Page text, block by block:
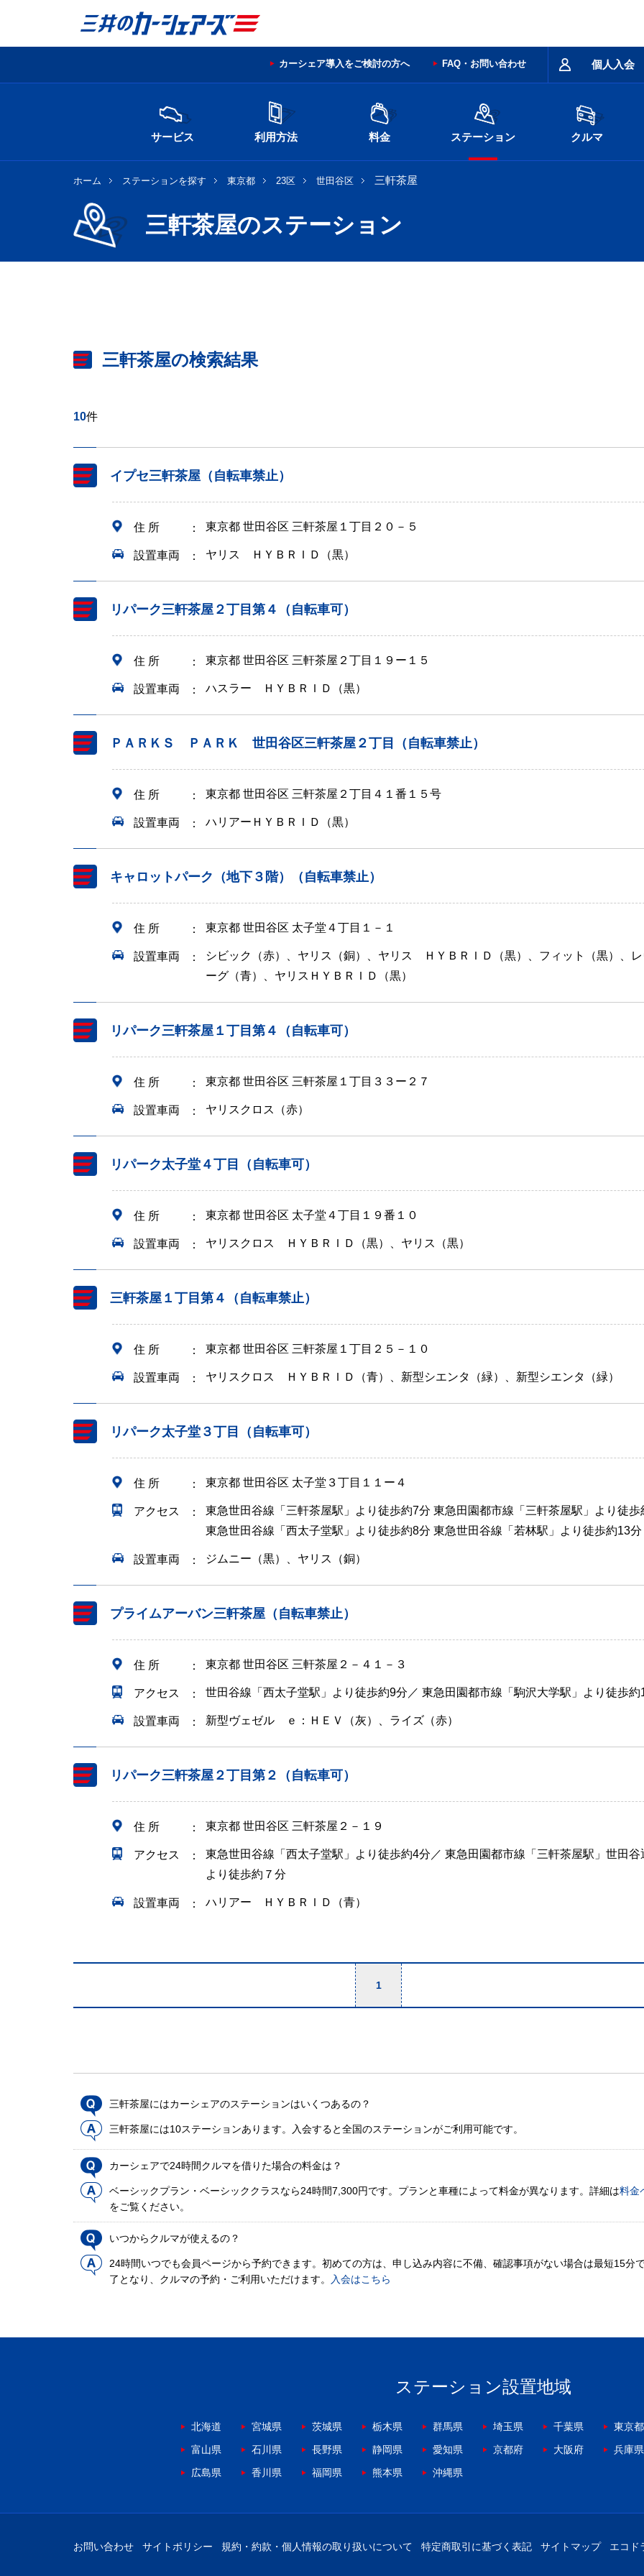
個人入会
カーシェア導入をご検討の方へ FAQ・お問い合わせ
サービス 利用方法 料金 ステーション クルマ
ホーム ステーションを探す 東京都 23区 世田谷区 三軒茶屋
三軒茶屋のステーション
三軒茶屋の検索結果
10件
イプセ三軒茶屋（自転車禁止）
住 所 東京都 世田谷区 三軒茶屋１丁目２０－５
設置車両 ヤリス ＨＹＢＲＩＤ（黒）
リパーク三軒茶屋２丁目第４（自転車可）
住 所 東京都 世田谷区 三軒茶屋２丁目１９ー１５
設置車両 ハスラー ＨＹＢＲＩＤ（黒）
ＰＡＲＫＳ ＰＡＲＫ 世田谷区三軒茶屋２丁目（自転車禁止）
住 所 東京都 世田谷区 三軒茶屋２丁目４１番１５号
設置車両 ハリアーＨＹＢＲＩＤ（黒）
キャロットパーク（地下３階）（自転車禁止）
住 所 東京都 世田谷区 太子堂４丁目１－１
設置車両
シビック（赤）、ヤリス（銅）、ヤリス ＨＹＢＲＩＤ（黒）、フィット（黒）、
ーグ（青）、ヤリスＨＹＢＲＩＤ（黒）
リパーク三軒茶屋１丁目第４（自転車可）
住 所 東京都 世田谷区 三軒茶屋１丁目３３ー２７
設置車両 ヤリスクロス（赤）
リパーク太子堂４丁目（自転車可）
住 所 東京都 世田谷区 太子堂４丁目１９番１０
設置車両 ヤリスクロス ＨＹＢＲＩＤ（黒）、ヤリス（黒）
三軒茶屋１丁目第４（自転車禁止）
住 所 東京都 世田谷区 三軒茶屋１丁目２５－１０
設置車両 ヤリスクロス ＨＹＢＲＩＤ（青）、新型シエンタ（緑）、新型シエンタ（緑）
リパーク太子堂３丁目（自転車可）
住 所 東京都 世田谷区 太子堂３丁目１１ー４
アクセス
東急世田谷線「三軒茶屋駅」より徒歩約7分 東急田園都市線「三軒茶屋駅」より徒歩
東急世田谷線「西太子堂駅」より徒歩約8分 東急世田谷線「若林駅」より徒歩約13分
設置車両 ジムニー（黒）、ヤリス（銅）
プライムアーバン三軒茶屋（自転車禁止）
住 所 東京都 世田谷区 三軒茶屋２－４１－３
アクセス 世田谷線「西太子堂駅」より徒歩約9分／ 東急田園都市線「駒沢大学駅」より徒歩約
設置車両 新型ヴェゼル ｅ：ＨＥＶ（灰）、ライズ（赤）
リパーク三軒茶屋２丁目第２（自転車可）
住 所 東京都 世田谷区 三軒茶屋２－１９
アクセス
東急世田谷線「西太子堂駅」より徒歩約4分／ 東急田園都市線「三軒茶屋駅」世田谷
より徒歩約７分
設置車両 ハリアー ＨＹＢＲＩＤ（青）
1
三軒茶屋にはカーシェアのステーションはいくつあるの？
三軒茶屋には10ステーションあります。入会すると全国のステーションがご利用可能です。
カーシェアで24時間クルマを借りた場合の料金は？
ベーシックプラン・ベーシッククラスなら24時間7,300円です。プランと車種によって料金が異なります。詳細は料金
をご覧ください。
いつからクルマが使えるの？
24時間いつでも会員ページから予約できます。初めての方は、申し込み内容に不備、確認事項がない場合は最短15分
了となり、クルマの予約・ご利用いただけます。
入会はこちら
ステーション設置地域
北海道 宮城県 茨城県 栃木県 群馬県 埼玉県 千葉県
東京都
富山県
石川県 長野県 静岡県 愛知県 京都府 大阪府
兵庫県
広島県
香川県 福岡県 熊本県 沖縄県
お問い合わせ サイトポリシー 規約・約款・個人情報の取り扱いについて 特定商取引に基づく表記 サイトマップ エコド